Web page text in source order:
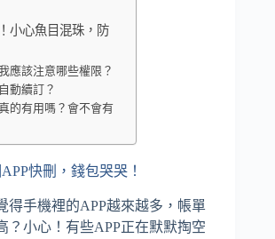
小心魚目混珠，防
應該注意哪些權限？
動續訂？
的有用嗎？會不會有
快刪，錢包哭哭！
得手機裡的APP越來越多，帳單
？小心！有些APP正在默默掏空